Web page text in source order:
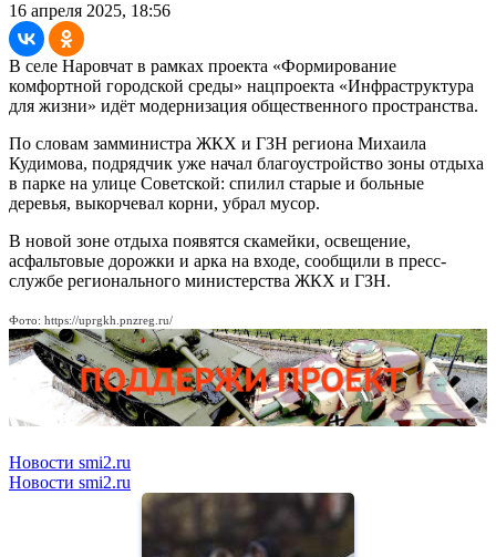
16 апреля 2025, 18:56
В селе Наровчат в рамках проекта «Формирование
комфортной городской среды» нацпроекта «Инфраструктура
для жизни» идёт модернизация общественного пространства.
По словам замминистра ЖКХ и ГЗН региона Михаила
Кудимова, подрядчик уже начал благоустройство зоны отдыха
в парке на улице Советской: спилил старые и больные
деревья, выкорчевал корни, убрал мусор.
В новой зоне отдыха появятся скамейки, освещение,
асфальтовые дорожки и арка на входе, сообщили в пресс-
службе регионального министерства ЖКХ и ГЗН.
Фото: https://uprgkh.pnzreg.ru/
Новости smi2.ru
Новости smi2.ru